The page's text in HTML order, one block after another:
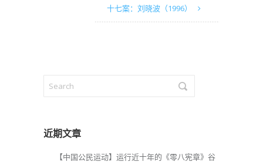
十七案：刘晓波（1996）
近期文章
【中国公民运动】运行近十年的《零八宪章》谷